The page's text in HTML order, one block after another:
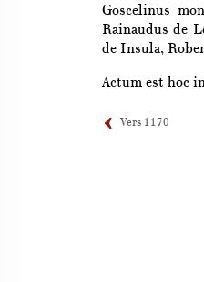
Goscelinus
Rainaudus de
de Insula,
Actum est hoc
Vers 1170